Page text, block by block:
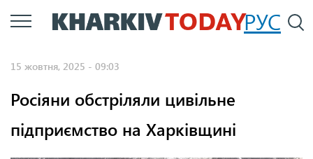
Перейти
до
РУС
15 жовтня, 2025 - 09:03
Росіяни обстріляли цивільне
підприємство на Харківщині